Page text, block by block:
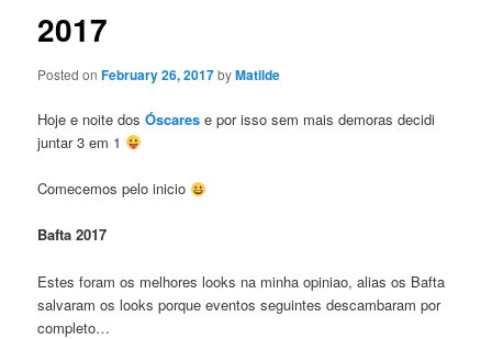
2017
Posted onFebruary 26, 2017byMatilde
Hoje e noite dosÓscares e por isso sem mais demoras decidi
juntar 3 em 1
Comecemos pelo inicio
Bafta 2017
Estes foram os melhores looks na minha opiniao, alias os Bafta
salvaram os looks porque eventos seguintes descambaram por
completo…